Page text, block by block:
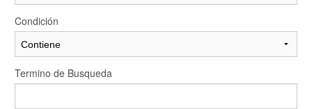
Condición
Termino de Busqueda